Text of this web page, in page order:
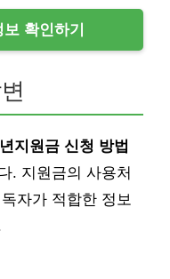
확인하기
지원금 신청 방법
. 지원금의 사용처
자가 적합한 정보